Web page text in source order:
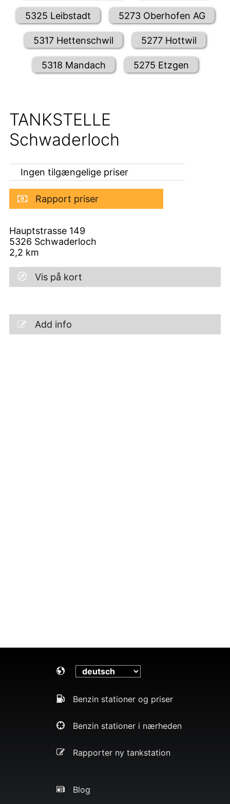
5325 Leibstadt 5273 Oberhofen AG
5317 Hettenschwil 5277 Hottwil
5318 Mandach 5275 Etzgen
TANKSTELLE
Schwaderloch
Ingen tilgængelige priser
Rapport priser
Hauptstrasse 149
5326 Schwaderloch
2,2 km
Vis på kort
Add info
Benzin stationer og priser
Benzin stationer i nærheden
Rapporter ny tankstation
Blog